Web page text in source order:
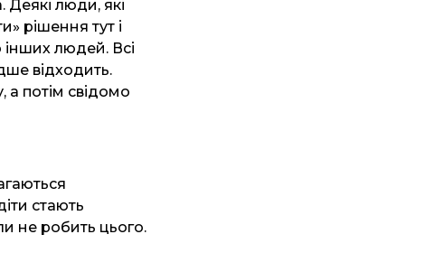
люди, які
рішення тут і
людей. Всі
відходить.
а потім свідомо
стають
не робить цього.